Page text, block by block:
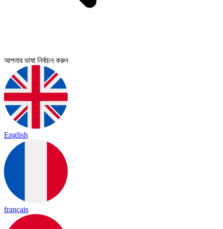
আপনার ভাষা নির্বাচন করুন
English
français